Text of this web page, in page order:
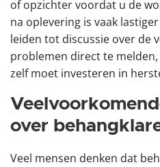
of opzichter voordat u de
na oplevering is vaak
leiden tot discussie over de
problemen direct te
zelf moet investeren in
over
Veel mensen denken dat